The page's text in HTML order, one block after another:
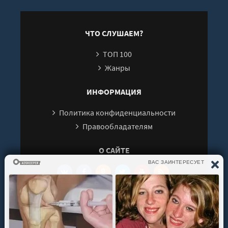
ЧТО СЛУШАЕМ?
ТОП 100
Жанры
ИНФОРМАЦИЯ
Политика конфиденциальности
Правообладателям
О САЙТЕ
Интересуют новинки мира литературы? Вам к
нам. У нас можно послушать как новые так и
старые аудиокниги. Выбрать и поделиться с